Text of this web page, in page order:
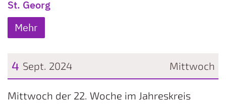
St. Georg
Mehr
Mittwoch
4 Sept. 2024
Datum: 4. September 2024
Mittwoch der 22. Woche im Jahreskreis